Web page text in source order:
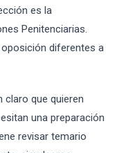
es la
Penitenciarias.
diferentes a
claro que quieren
una preparación
revisar temario